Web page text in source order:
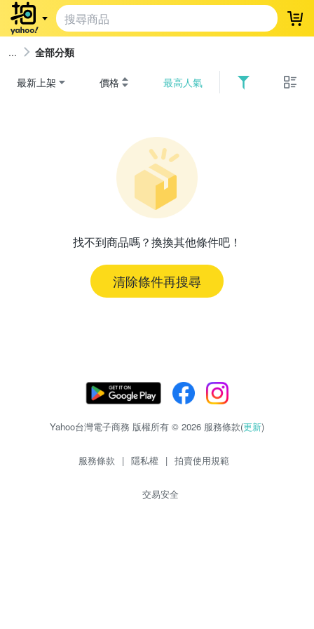
登
全部分類
最新上架 價格 最高人氣
找不到商品嗎？換換其他條件吧！
清除條件再搜尋
Yahoo台灣電子商務 版權所有 © 2026 服務條款(更新)
服務條款 | 隱私權 | 拍賣使用規範
交易安全